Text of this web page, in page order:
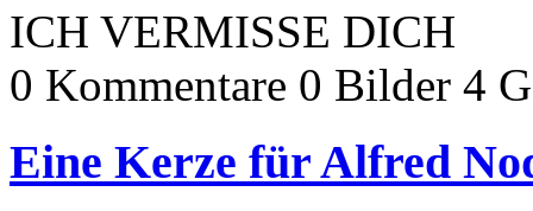
ICH VERMISSE DICH
0 Kommentare 0 Bilder 4
Eine Kerze für Alfred